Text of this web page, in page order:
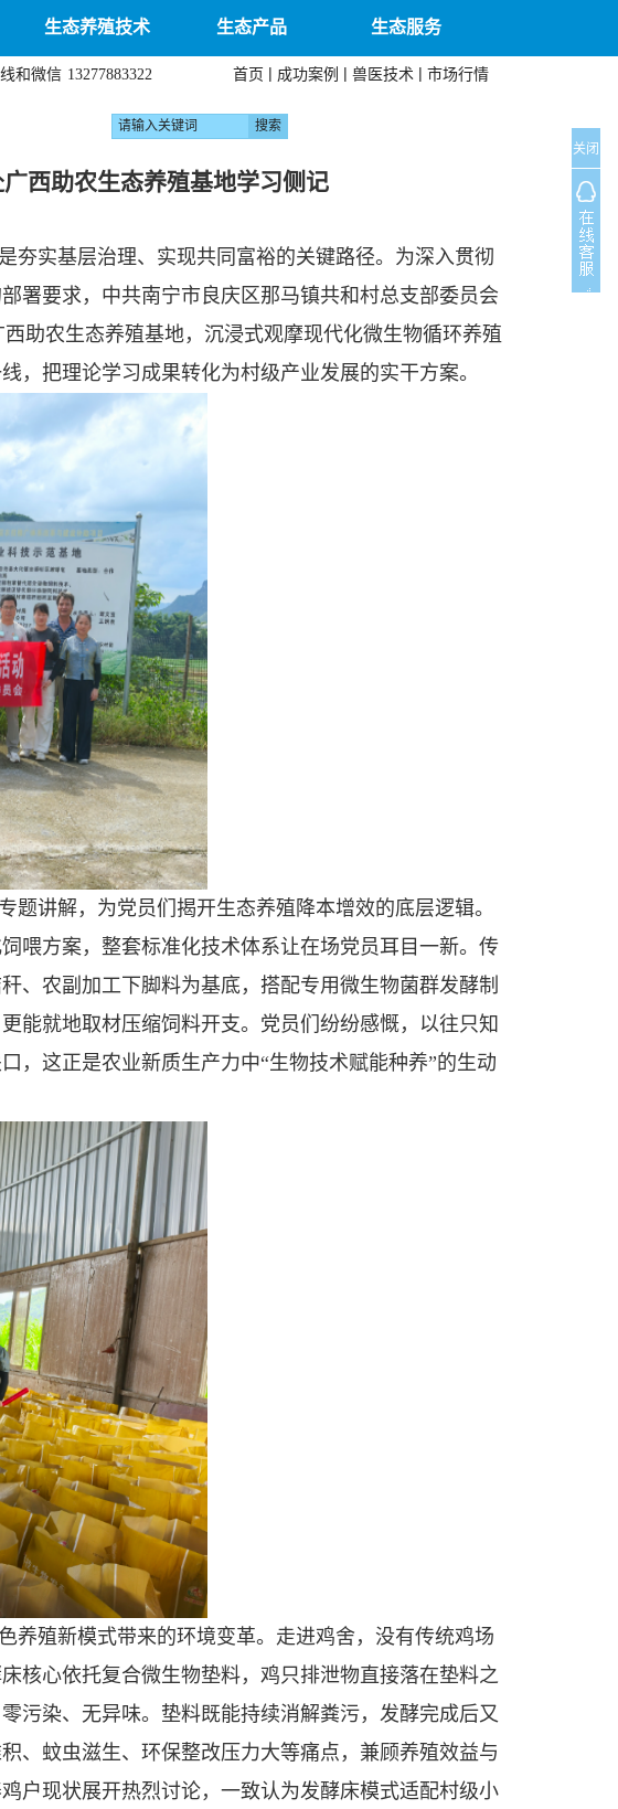
生态养殖技术 生态产品 生态服务
首页 | 成功案例 | 兽医技术 | 市场行情
和微信 13277883322
西助农生态养殖基地学习侧记
夯实基层治理、实现共同富裕的关键路径。为深入贯彻
署要求，中共南宁市良庆区那马镇共和村总支部委员会
助农生态养殖基地，沉浸式观摩现代化微生物循环养殖
，把理论学习成果转化为村级产业发展的实干方案。
讲解，为党员们揭开生态养殖降本增效的底层逻辑。
喂方案，整套标准化技术体系让在场党员耳目一新。传
、农副加工下脚料为基底，搭配专用微生物菌群发酵制
能就地取材压缩饲料开支。党员们纷纷感慨，以往只知
，这正是农业新质生产力中“生物技术赋能种养”的生动
养殖新模式带来的环境变革。走进鸡舍，没有传统鸡场
核心依托复合微生物垫料，鸡只排泄物直接落在垫料之
污染、无异味。垫料既能持续消解粪污，发酵完成后又
、蚊虫滋生、环保整改压力大等痛点，兼顾养殖效益与
户现状展开热烈讨论，一致认为发酵床模式适配村级小
关闭